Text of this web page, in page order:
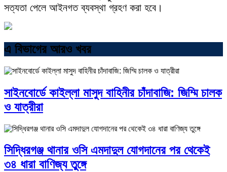
সত্যতা পেলে আইনগত ব্যবস্থা গ্রহণ করা হবে।
এ বিভাগের আরও খবর
সাইনবোর্ডে কাইল্লা মাসুদ বাহিনীর চাঁদাবাজি: জিম্মি চালক
ও যাত্রীরা
সিদ্ধিরগঞ্জ থানার ওসি এমদাদুল যোগদানের পর থেকেই
৩৪ ধারা বাণিজ্য তুঙ্গে